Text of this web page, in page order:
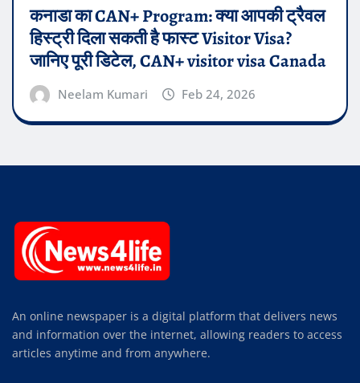
कनाडा का CAN+ Program: क्या आपकी ट्रैवल
हिस्ट्री दिला सकती है फास्ट Visitor Visa?
जानिए पूरी डिटेल, CAN+ visitor visa Canada
Neelam Kumari Feb 24, 2026
An online newspaper is a digital platform that delivers news
and information over the internet, allowing readers to access
articles anytime and from anywhere.